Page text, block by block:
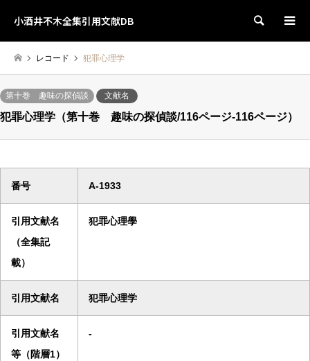
小酒井不木全集引用文献DB 検索
レコード 犯罪心理学
第十巻 趣味の探偵談 文献名
犯罪心理学（第十巻 趣味の探偵談/116ページ-116ページ）
番号 A-1933
引用文献名
（全集記
載）
犯罪心理學
引用文献名 犯罪心理学
引用文献名
等（階層1）
-